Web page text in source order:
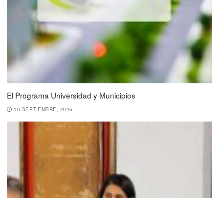
El Programa Universidad y Municipios
10 SEPTIEMBRE, 2025